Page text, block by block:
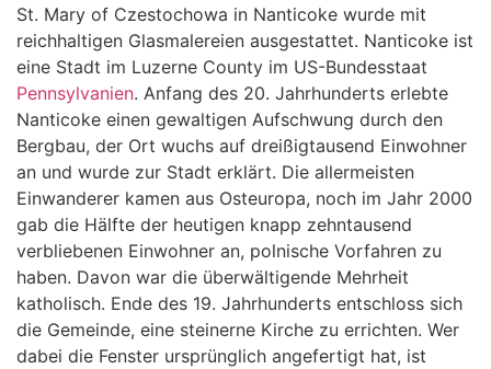
St. Mary of Czestochowa in Nanticoke wurde mit
reichhaltigen Glasmalereien ausgestattet. Nanticoke ist
eine Stadt im Luzerne County im US-Bundesstaat
Pennsylvanien. Anfang des 20. Jahrhunderts erlebte
Nanticoke einen gewaltigen Aufschwung durch den
Bergbau, der Ort wuchs auf dreißigtausend Einwohner
an und wurde zur Stadt erklärt. Die allermeisten
Einwanderer kamen aus Osteuropa, noch im Jahr 2000
gab die Hälfte der heutigen knapp zehntausend
verbliebenen Einwohner an, polnische Vorfahren zu
haben. Davon war die überwältigende Mehrheit
katholisch. Ende des 19. Jahrhunderts entschloss sich
die Gemeinde, eine steinerne Kirche zu errichten. Wer
dabei die Fenster ursprünglich angefertigt hat, ist